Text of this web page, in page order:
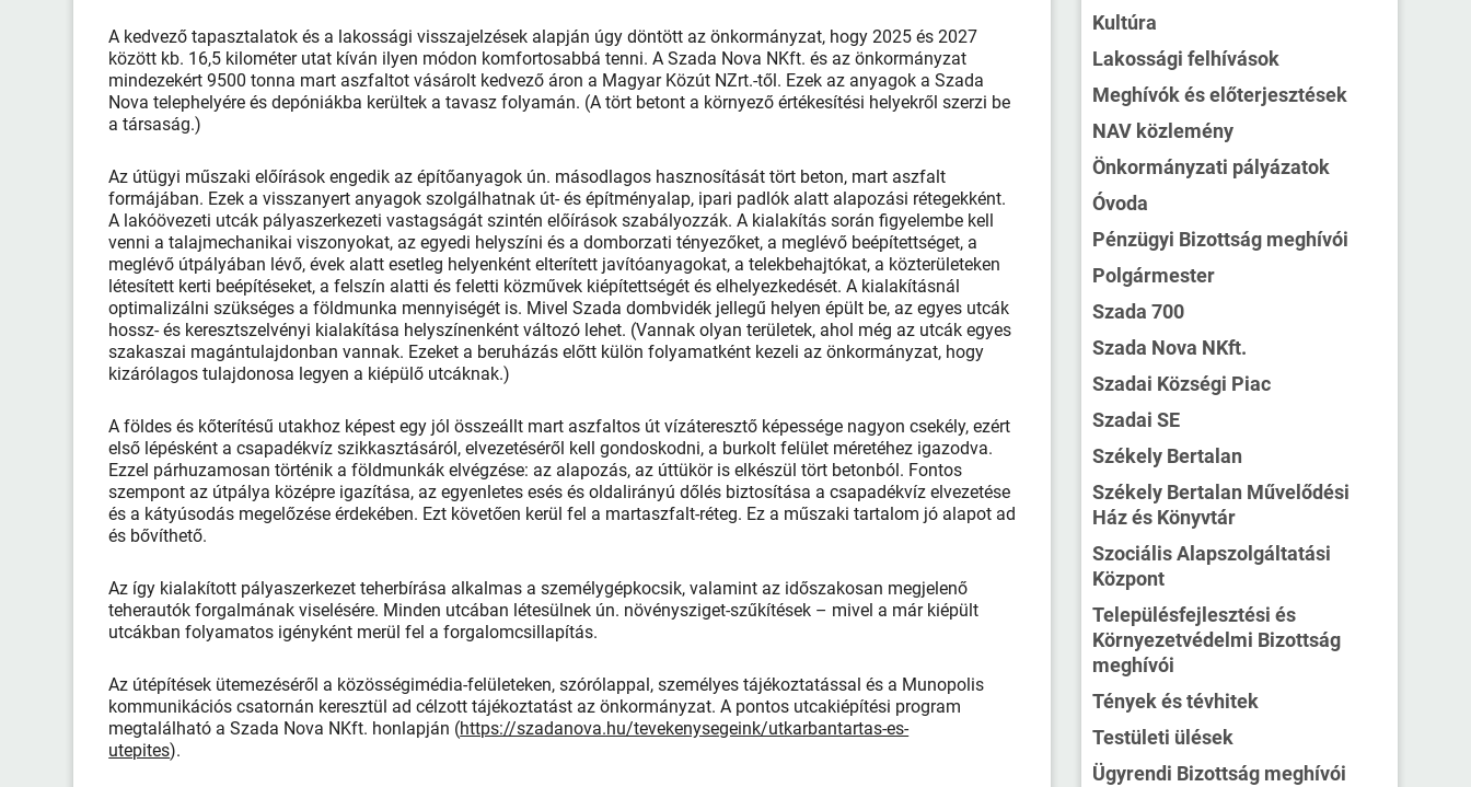
A kedvező tapasztalatok és a lakossági visszajelzések alapján úgy döntött az önkormányzat, hogy 2025 és 2027
között kb. 16,5 kilométer utat kíván ilyen módon komfortosabbá tenni. A Szada Nova NKft. és az önkormányzat
mindezekért 9500 tonna mart aszfaltot vásárolt kedvező áron a Magyar Közút NZrt.-től. Ezek az anyagok a Szada
Nova telephelyére és depóniákba kerültek a tavasz folyamán. (A tört betont a környező értékesítési helyekről szerzi be
a társaság.)
Az útügyi műszaki előírások engedik az építőanyagok ún. másodlagos hasznosítását tört beton, mart aszfalt
formájában. Ezek a visszanyert anyagok szolgálhatnak út- és építményalap, ipari padlók alatt alapozási rétegekként.
A lakóövezeti utcák pályaszerkezeti vastagságát szintén előírások szabályozzák. A kialakítás során figyelembe kell
venni a talajmechanikai viszonyokat, az egyedi helyszíni és a domborzati tényezőket, a meglévő beépítettséget, a
meglévő útpályában lévő, évek alatt esetleg helyenként elterített javítóanyagokat, a telekbehajtókat, a közterületeken
létesített kerti beépítéseket, a felszín alatti és feletti közművek kiépítettségét és elhelyezkedését. A kialakításnál
optimalizálni szükséges a földmunka mennyiségét is. Mivel Szada dombvidék jellegű helyen épült be, az egyes utcák
hossz- és keresztszelvényi kialakítása helyszínenként változó lehet. (Vannak olyan területek, ahol még az utcák egyes
szakaszai magántulajdonban vannak. Ezeket a beruházás előtt külön folyamatként kezeli az önkormányzat, hogy
kizárólagos tulajdonosa legyen a kiépülő utcáknak.)
A földes és kőterítésű utakhoz képest egy jól összeállt mart aszfaltos út vízáteresztő képessége nagyon csekély, ezért
első lépésként a csapadékvíz szikkasztásáról, elvezetéséről kell gondoskodni, a burkolt felület méretéhez igazodva.
Ezzel párhuzamosan történik a földmunkák elvégzése: az alapozás, az úttükör is elkészül tört betonból. Fontos
szempont az útpálya középre igazítása, az egyenletes esés és oldalirányú dőlés biztosítása a csapadékvíz elvezetése
és a kátyúsodás megelőzése érdekében. Ezt követően kerül fel a martaszfalt-réteg. Ez a műszaki tartalom jó alapot ad
és bővíthető.
Az így kialakított pályaszerkezet teherbírása alkalmas a személygépkocsik, valamint az időszakosan megjelenő
teherautók forgalmának viselésére. Minden utcában létesülnek ún. növénysziget-szűkítések – mivel a már kiépült
utcákban folyamatos igényként merül fel a forgalomcsillapítás.
Az útépítések ütemezéséről a közösségimédia-felületeken, szórólappal, személyes tájékoztatással és a Munopolis
kommunikációs csatornán keresztül ad célzott tájékoztatást az önkormányzat. A pontos utcakiépítési program
megtalálható a Szada Nova NKft. honlapján (https://szadanova.hu/tevekenysegeink/utkarbantartas-es-
utepites).
Kultúra
Lakossági felhívások
Meghívók és előterjesztések
NAV közlemény
Önkormányzati pályázatok
Óvoda
Pénzügyi Bizottság meghívói
Polgármester
Szada 700
Szada Nova NKft.
Szadai Községi Piac
Szadai SE
Székely Bertalan
Székely Bertalan Művelődési
Ház és Könyvtár
Szociális Alapszolgáltatási
Központ
Településfejlesztési és
Környezetvédelmi Bizottság
meghívói
Tények és tévhitek
Testületi ülések
Ügyrendi Bizottság meghívói